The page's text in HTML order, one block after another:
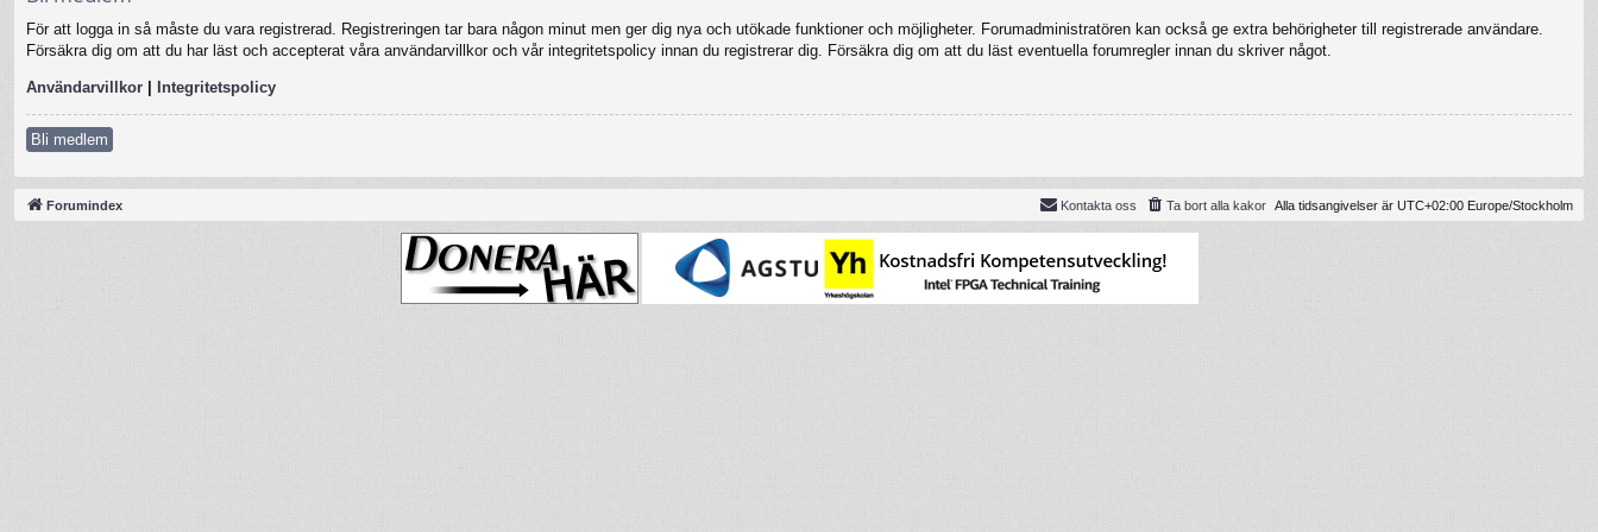
För att logga in så måste du vara registrerad. Registreringen tar bara någon minut men ger dig nya och utökade funktioner och möjligheter. Forumadministratören kan också ge extra behörigheter till registrerade användare.
Försäkra dig om att du har läst och accepterat våra användarvillkor och vår integritetspolicy innan du registrerar dig. Försäkra dig om att du läst eventuella forumregler innan du skriver något.
Användarvillkor | Integritetspolicy
Bli medlem
Forumindex Alla tidsangivelser är UTC+02:00 Europe/Stockholm
Ta bort alla kakor
Kontakta oss